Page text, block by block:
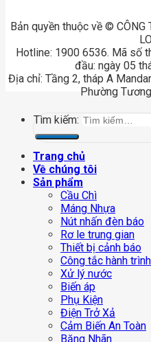
Bản quyền thuộc về © CÔNG
Hotline: 1900 6536. Mã số
đầu: ngày 05
Địa chỉ: Tầng 2, tháp A
Phường
Tìm kiếm:
Trang chủ
Về chúng tôi
Sản phẩm
Cầu Chì
Máng Nhựa
Nút nhấn đèn báo
Rơ le trung gian
Thiết bị cảnh báo
Công tắc hành trình
Xử lý nước
Biến áp
Phụ Kiện
Điện Trở Xả
Cảm Biến An Toàn
Băng Nhãn